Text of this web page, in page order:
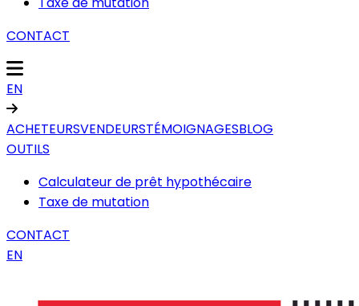
CONTACT
EN
ACHETEURSVENDEURSTÉMOIGNAGESBLOG
OUTILS
Calculateur de prêt hypothécaire
Taxe de mutation
CONTACT
EN